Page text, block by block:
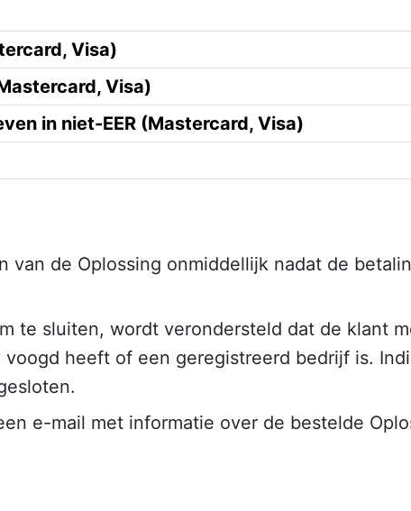
Visa)
Visa)
in niet-EER (Mastercard, Visa)
van de Oplossing onmiddellijk nadat de
te sluiten, wordt verondersteld dat de klant
heeft of een geregistreerd bedrijf is.
e-mail met informatie over de bestelde